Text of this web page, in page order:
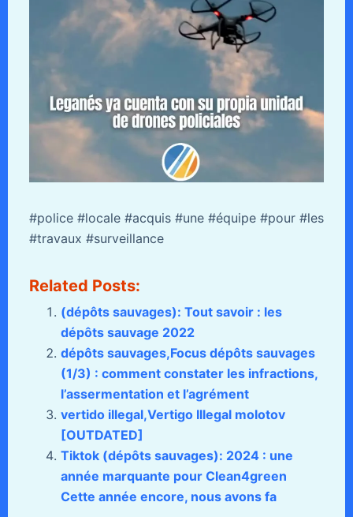
#police #locale #acquis #une #équipe #pour #les
#travaux #surveillance
Related Posts:
(dépôts sauvages): Tout savoir : les
dépôts sauvage 2022
dépôts sauvages,Focus dépôts sauvages
(1/3) : comment constater les infractions,
l’assermentation et l’agrément
vertido illegal,Vertigo Illegal molotov
[OUTDATED]
Tiktok (dépôts sauvages): 2024 : une
année marquante pour Clean4green
Cette année encore, nous avons fa